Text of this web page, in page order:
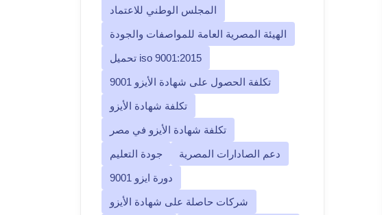
المجلس الوطني للاعتماد
الهيئة المصرية العامة للمواصفات والجودة
تحميل iso 9001:2015
تكلفة الحصول على شهادة الأيزو 9001
تكلفة شهادة الأيزو
تكلفة شهادة الأيزو في مصر
جودة التعليم دعم الصادارات المصرية
دورة ايزو 9001
شركات حاصلة على شهادة الأيزو